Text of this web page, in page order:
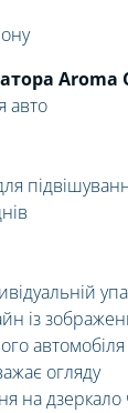
Aroma
авто
із
автомобіля
огляду
на